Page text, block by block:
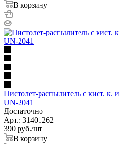
В корзину
Пистолет-распылитель с кист. к.
UN-2041
Достаточно
Арт.: 31401262
390 руб./шт
В корзину